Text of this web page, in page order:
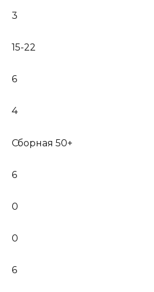
3
15-22
6
4
Сборная 50+
6
0
0
6